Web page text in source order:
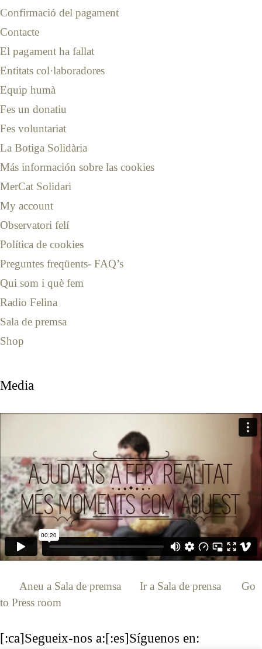
Confirmació del pagament
Contacte
El pagament ha fallat
Entitats col·laboradores
Equip humà
Fes un donatiu
Fes voluntariat
La Botiga Solidària
Más información sobre las cookies
MerCat Solidari
My account
Observatori felí
Política de cookies
Preguntes freqüents- FAQ’s
Qui som i què fem
Radio Felina
Sala de premsa
Shop
Media
Aneu a Sala de premsa Ir a Sala de prensa
Go
to Press room
[:ca]Segueix-nos a:[:es]Síguenos en: